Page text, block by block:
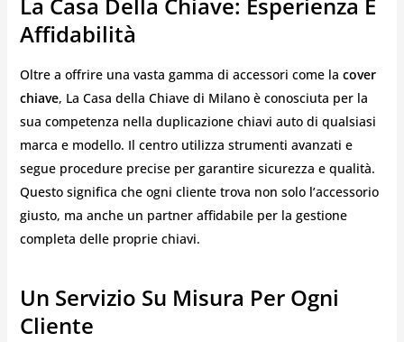
Affidabilità
Oltre a offrire una vasta gamma di accessori come la cover
chiave, La Casa della Chiave di Milano è conosciuta per la
sua competenza nella duplicazione chiavi auto di qualsiasi
marca e modello. Il centro utilizza strumenti avanzati e
segue procedure precise per garantire sicurezza e qualità.
Questo significa che ogni cliente trova non solo l’accessorio
giusto, ma anche un partner affidabile per la gestione
completa delle proprie chiavi.
Un Servizio Su Misura Per Ogni
Cliente